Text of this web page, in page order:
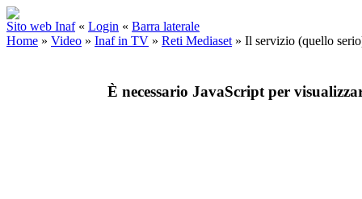
Sito web Inaf « Login « Barra laterale
Home » Video » Inaf in TV » Reti Mediaset » Il servizio (quello
È necessario JavaScript per